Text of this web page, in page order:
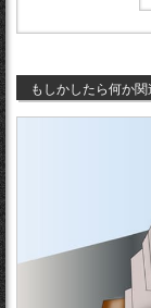
もしかしたら何か